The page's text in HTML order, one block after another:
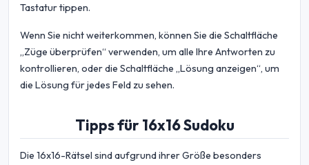
Tastatur tippen.
Wenn Sie nicht weiterkommen, können Sie die Schaltfläche
„Züge überprüfen“ verwenden, um alle Ihre Antworten zu
kontrollieren, oder die Schaltfläche „Lösung anzeigen“, um
die Lösung für jedes Feld zu sehen.
Tipps für 16x16 Sudoku
Die 16x16-Rätsel sind aufgrund ihrer Größe besonders